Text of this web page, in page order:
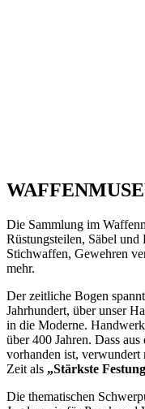
Die Sammlung im
Rüstungsteilen, Säbel
Stichwaffen, Gewehren
mehr.
Der zeitliche Bogen
Jahrhundert, über unser
in die Moderne.
über 400 Jahren. Dass
vorhanden ist,
Zeit als „Stärkste
Die thematischen